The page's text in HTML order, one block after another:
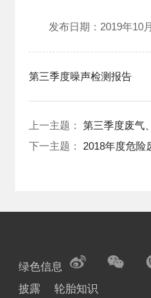
发布日期： 2019年10
第三季度噪声检测报告
上一主题：第三季度废气
下一主题： 2018年度危险
绿色信息
披露
轮胎知识